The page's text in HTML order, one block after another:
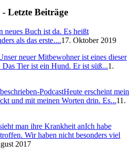
- Letzte Beiträge
neues Buch ist da. Es heißt
als das erste....17. Oktober 2019
neuer Mitbewohner ist eines dieser
Tier ist ein Hund. Er ist süß...1.
PodcastHeute erscheint mein
und mit meinen Worten drin. Es...11.
man ihre Krankheit anIch habe
Wir haben nicht besonders viel
2017